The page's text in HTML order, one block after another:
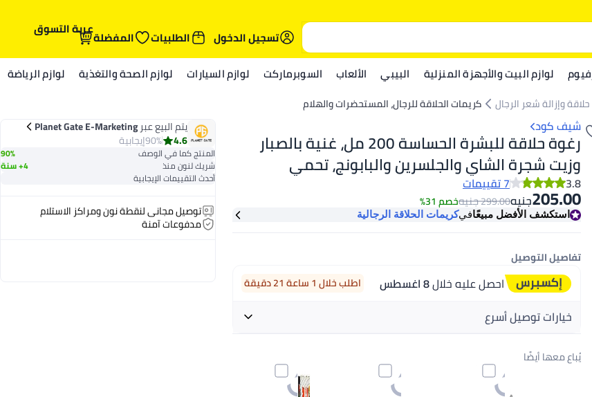
تسجيل الدخول
الطلبيات المفضلةعربة التسوق
لوازم البيت والأجهزة المنزلية البيبي الألعاب السوبرماركت لوازم السيارات لوازم الصحة والتغذية لوازم الرياضة
حلاقة وإزالة شعر الرجال كريمات الحلاقة للرجال، المستحضرات والهلام
شيف كود
رغوة حلاقة للبشرة الحساسة 200 مل، غنية بالصبار
وزيت شجرة الشاي والجلسرين والبابونج، تحمي
وتنعش
3.8
7 تقييمات
جنيه205.00 جنيه299.00 خصم 31%
استكشف الأفضل مبيعًافيكريمات الحلاقة الرجالية
تفاصيل التوصيل
احصل عليه خلال8 اغسطس اطلب خلال 1 ساعة 21 دقيقة
خيارات توصيل أسرع
احصل عليهغدًا
اختر هذه الخيارات عند الدفع
يُباع معها أيضًا
يتم البيع عبرPlanet Gate E-Marketing
4.6
90%إيجابية
المنتج كما في الوصف 90%
شريك لنون منذ 4+ سنة
أحدث التقييمات الإيجابية
توصيل مجاني لنقطة نون ومراكز الاستلام
مدفوعات آمنة